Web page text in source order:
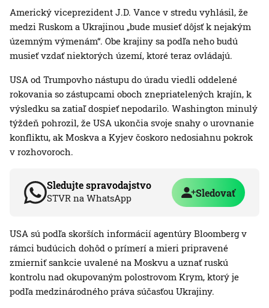
Americký viceprezident J.D. Vance v stredu vyhlásil, že
medzi Ruskom a Ukrajinou „bude musieť dôjsť k nejakým
územným výmenám“. Obe krajiny sa podľa neho budú
musieť vzdať niektorých území, ktoré teraz ovládajú.
USA od Trumpovho nástupu do úradu viedli oddelené
rokovania so zástupcami oboch znepriatelených krajín, k
výsledku sa zatiaľ dospieť nepodarilo. Washington minulý
týždeň pohrozil, že USA ukončia svoje snahy o urovnanie
konfliktu, ak Moskva a Kyjev čoskoro nedosiahnu pokrok
v rozhovoroch.
Sledujte spravodajstvo
STVR na WhatsApp Sledovať
USA sú podľa skorších informácií agentúry Bloomberg v
rámci budúcich dohôd o prímerí a mieri pripravené
zmierniť sankcie uvalené na Moskvu a uznať ruskú
kontrolu nad okupovaným polostrovom Krym, ktorý je
podľa medzinárodného práva súčasťou Ukrajiny.